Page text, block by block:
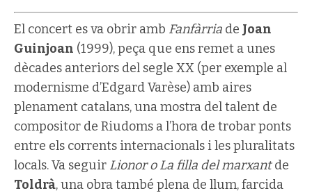
El concert es va obrir amb Fanfàrria de Joan
Guinjoan (1999), peça que ens remet a unes
dècades anteriors del segle XX (per exemple al
modernisme d’Edgard Varèse) amb aires
plenament catalans, una mostra del talent de
compositor de Riudoms a l’hora de trobar ponts
entre els corrents internacionals i les pluralitats
locals. Va seguir Lionor o La filla del marxantde
Toldrà, una obra també plena de llum, farcida